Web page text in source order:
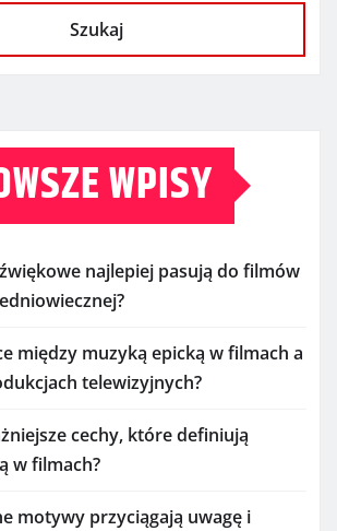
Szukaj
WPISY
najlepiej pasują do filmów
między muzyką epicką w filmach a
telewizyjnych?
cechy, które definiują
w filmach?
motywy przyciągają uwagę i